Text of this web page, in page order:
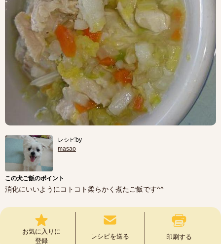
レシピby
masao
この犬ご飯のポイント
消化にいいようにコトコト柔らかく煮たご飯です^^
お気に入りに
登録
レシピを送る 印刷する